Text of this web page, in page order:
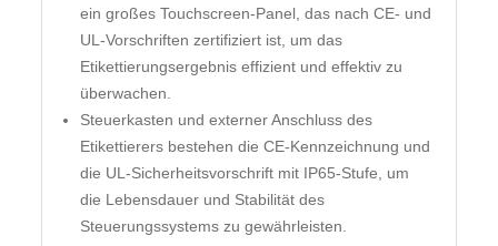
ein großes Touchscreen-Panel, das nach CE- und
UL-Vorschriften zertifiziert ist, um das
Etikettierungsergebnis effizient und effektiv zu
überwachen.
Steuerkasten und externer Anschluss des
Etikettierers bestehen die CE-Kennzeichnung und
die UL-Sicherheitsvorschrift mit IP65-Stufe, um
die Lebensdauer und Stabilität des
Steuerungssystems zu gewährleisten.